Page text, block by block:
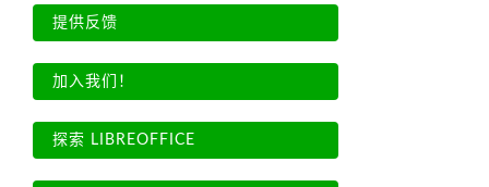
提供反馈
加入我们！
探索 LIBREOFFICE